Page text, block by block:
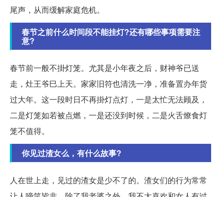
尾声，从而缓解家庭危机。
春节之前什么时间段不能挂灯?还有哪些事项需要注
意?
春节前一般不掛灯笼。尤其是小年夜之后，财神爷已送
走，灶王爷巳上天。家家旧符也清洗一净，准备置办年货
过大年。这一段时日不再掛灯点灯，一是太忙无法顾及，
二是灯笼如若被点燃，一是还没到时候，二是火舌燎食灯
笼不值得。
你见过渣女么，有什么故事?
人在世上走，见过的渣女是少不了的。渣女们的行为常常